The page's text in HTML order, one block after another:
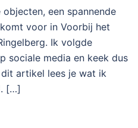
een spannende
voor in Voorbij het
Ik volgde
sociale media en keek dus
artikel lees je wat ik
[…]